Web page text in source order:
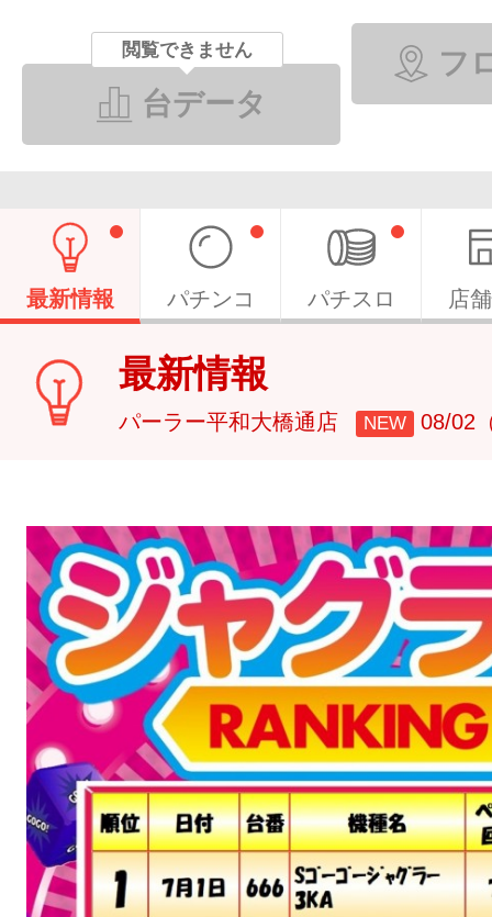
閲覧できません
台データ
フ
最新情報 パチンコ パチスロ 店
最新情報
パーラー平和大橋通店 NEW 08/02